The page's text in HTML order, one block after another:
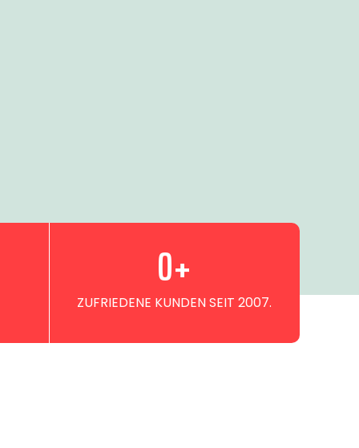
ZUFRIEDENE KUNDEN SEIT 2007.
0+